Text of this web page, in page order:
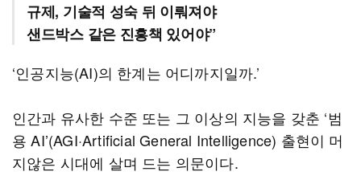
규제, 기술적 성숙 뒤 이뤄져야
샌드박스 같은 진흥책 있어야”
‘인공지능(AI)의 한계는 어디까지일까.’
인간과 유사한 수준 또는 그 이상의 지능을 갖춘 ‘범
용 AI’(AGI·Artificial General Intelligence) 출현이 머
지않은 시대에 살며 드는 의문이다.